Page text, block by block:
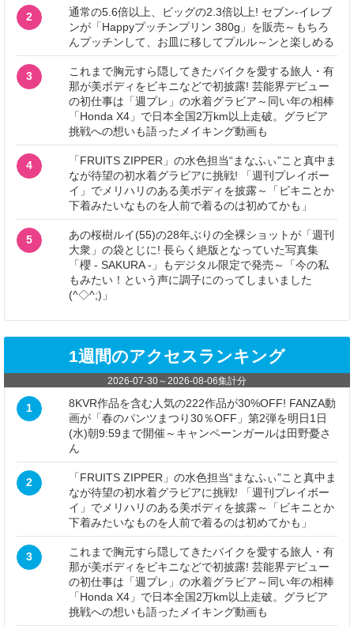
2
通常の5.6倍以上、ビッグの2.3倍以上! セブン‐イレブ
ンが「Happyプッチンプリン 380g」を販売～もちろ
んプッチンして、お皿に移してプルル～ンと楽しめる
3
これまで胸元すら隠してきたバイクを愛する旅人・有
那が美ボディをビキニなどで初披露! 芸能界デビュー
の初仕事は「週プレ」の水着グラビア～同い年の相棒
「Honda X4」で日本全国2万km以上走破。グラビア
挑戦への想いも語ったメイキング動画も
4
「FRUITS ZIPPER」の水色担当“まなふぃ”こと真中ま
なが待望の初水着グラビアに挑戦! 「週刊プレイボー
イ」でメリハリのある美ボディを披露～「ビキニとか
下着みたいなものを人前で着るのは初めてかも」
5
あの桜樹ルイ(55)の28年ぶりの全裸ショットが「週刊
大衆」の袋とじに! 長らく絶版となっていた写真集
「櫻 - SAKURA -」もデジタル限定で発売～「今の私
もみたい！という声に調子にのってしまいました
(^◇^;)」
1週間のアクセスランキング
2026-07-30～ 2026-08-06集計分
1
8KVR作品を含む人気の222作品が30%OFF! FANZA動
画が「春のパンツまつり30％OFF」第2弾を明日1日
(水)朝9:59まで開催～キャンペーンガールは田野憂さ
ん
2
「FRUITS ZIPPER」の水色担当“まなふぃ”こと真中ま
なが待望の初水着グラビアに挑戦! 「週刊プレイボー
イ」でメリハリのある美ボディを披露～「ビキニとか
下着みたいなものを人前で着るのは初めてかも」
3
これまで胸元すら隠してきたバイクを愛する旅人・有
那が美ボディをビキニなどで初披露! 芸能界デビュー
の初仕事は「週プレ」の水着グラビア～同い年の相棒
「Honda X4」で日本全国2万km以上走破。グラビア
挑戦への想いも語ったメイキング動画も